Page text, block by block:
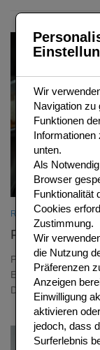
REZEPTIDEEN/THAI
Pad Thai –
Pad Thai ist das
Ei, Bohnenkeim
Dieses Original-
Wir
Navigation zu
Funktionen
Informationen
unten.
Als Notwendig
Browser
Funktionalität
Cookies
Zustimmung.
Wir
die Nutzung
Präferenzen
Anzeigen
Einwilligung
aktivieren
jedoch, dass
Surferlebnis